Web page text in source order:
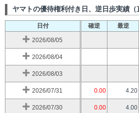
ヤマトの優待権利付き日、逆日歩実績（
日付 確逆 最逆
2026/08/05
2026/08/04
2026/08/03
2026/07/31 0.00 4.20
2026/07/30 0.00 4.00